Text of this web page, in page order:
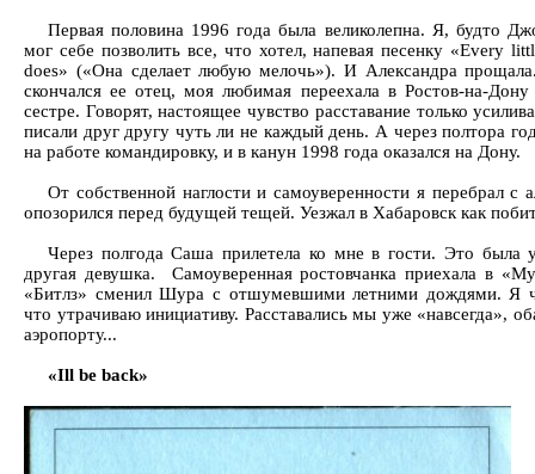
Первая половина 1996 года была великолепна. Я, будто
мог себе позволить все, что хотел, напевая песенку «Every
does» («Она сделает любую мелочь»). И Александра
скончался ее отец, моя любимая переехала в Ростов-на-
сестре. Говорят, настоящее чувство расставание только
писали друг другу чуть ли не каждый день. А через полтора
на работе командировку, и в канун 1998 года оказался на Дону.
От собственной наглости и самоуверенности я перебрал с
опозорился перед будущей тещей. Уезжал в Хабаровск как
Через полгода Саша прилетела ко мне в гости. Это была
другая девушка. Самоуверенная ростовчанка приехала в
«Битлз» сменил Шура с отшумевшими летними дождями. Я
что утрачиваю инициативу. Расставались мы уже «навсегда»,
аэропорту...
«Ill be back»